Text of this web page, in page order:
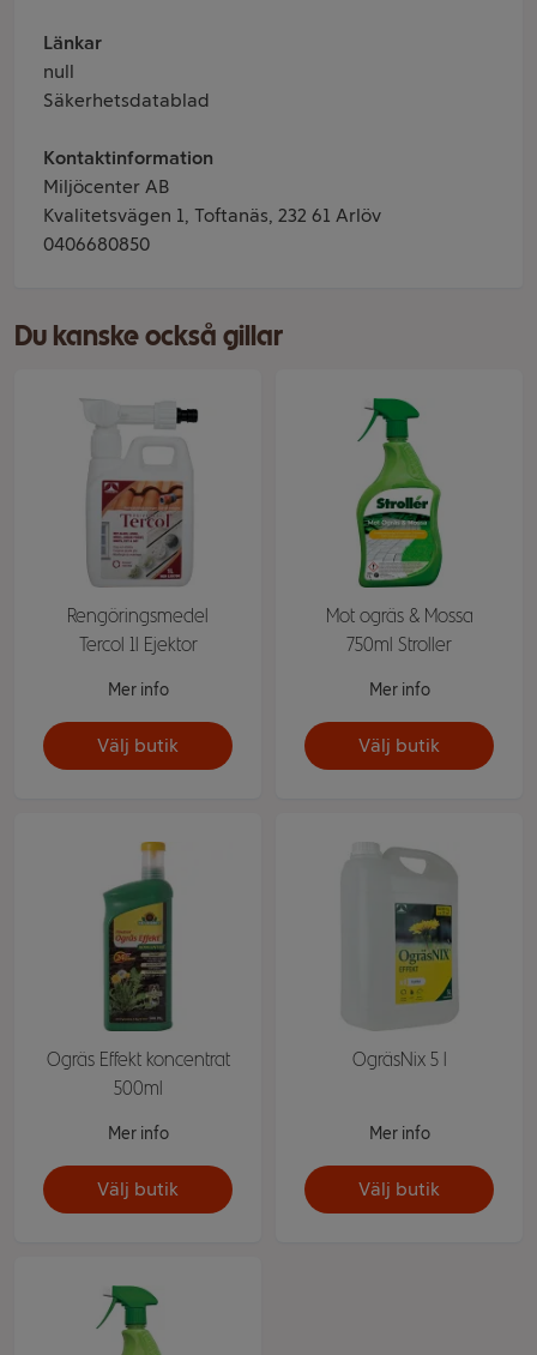
Länkar
null
Säkerhetsdatablad
Kontaktinformation
Miljöcenter AB
Kvalitetsvägen 1, Toftanäs, 232 61 Arlöv
0406680850
Du kanske också gillar
Rengöringsmedel
Tercol 1l Ejektor
Mer info
Välj butik
Mot ogräs & Mossa
750ml Stroller
Mer info
Välj butik
Ogräs Effekt koncentrat
500ml
Mer info
Välj butik
OgräsNix 5 l
Mer info
Välj butik